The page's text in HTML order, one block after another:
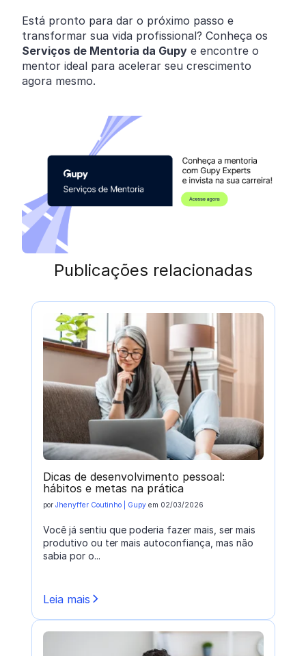
Está pronto para dar o próximo passo e
transformar sua vida profissional? Conheça os
Serviços de Mentoria da Gupy e encontre o
mentor ideal para acelerar seu crescimento
agora mesmo.
Publicações relacionadas
Dicas de desenvolvimento pessoal:
hábitos e metas na prática
por Jhenyffer Coutinho | Gupyem 02/03/2026
Você já sentiu que poderia fazer mais, ser mais
produtivo ou ter mais autoconfiança, mas não
sabia por o...
Leia mais